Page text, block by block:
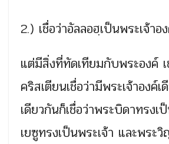
2.) เชื่อว่าอัลลอฮฺเป็นพระเจ้าอ
แต่มีสิ่งที่ทัดเทียมกับพระองค์
คริสเตียนเชื่อว่ามีพระเจ้าองค์
เดียวกันก็เชื่อว่าพระบิดาทรงเ
เยซูทรงเป็นพระเจ้า และพร